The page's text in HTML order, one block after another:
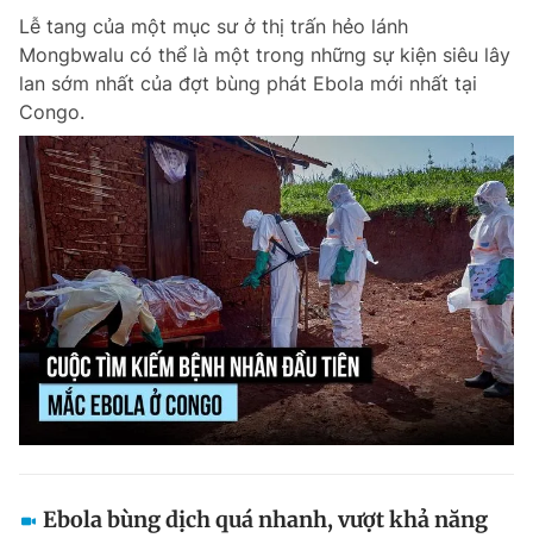
Lễ tang của một mục sư ở thị trấn hẻo lánh
Mongbwalu có thể là một trong những sự kiện siêu lây
lan sớm nhất của đợt bùng phát Ebola mới nhất tại
Congo.
Ebola bùng dịch quá nhanh, vượt khả năng